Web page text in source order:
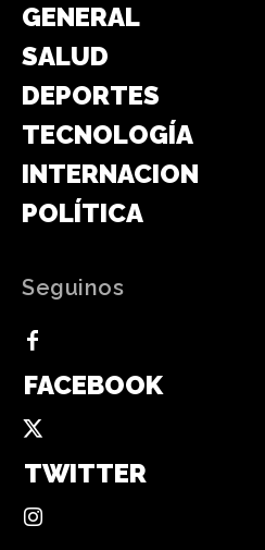
GENERAL
SALUD
DEPORTES
TECNOLOGÍA
INTERNACIONAL
POLÍTICA
Seguinos
FACEBOOK
TWITTER